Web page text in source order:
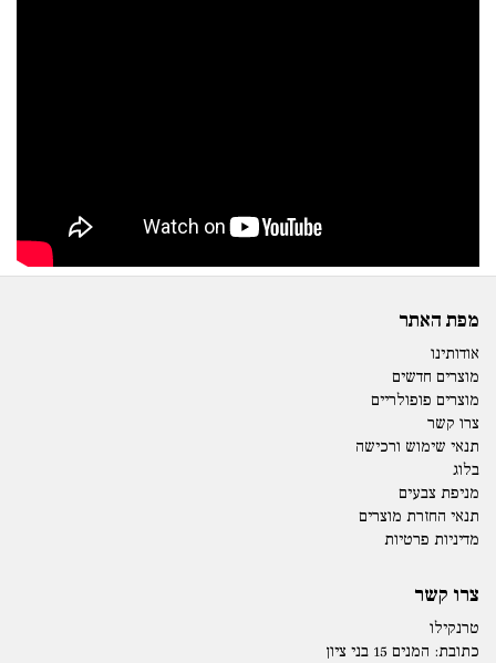
מפת האתר
אודותינו
מוצרים חדשים
מוצרים פופולריים
צרו קשר
תנאי שימוש ורכישה
בלוג
מניפת צבעים
תנאי החזרת מוצרים
מדיניות פרטיות
צרו קשר
טרנקילו
כתובת: המנים 15 בני ציון